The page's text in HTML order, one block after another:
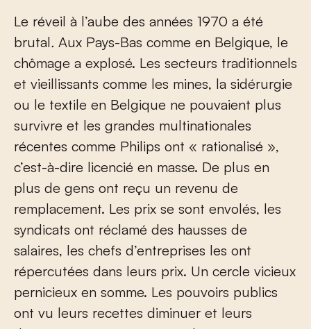
Le réveil à l’aube des années 1970 a été
brutal. Aux Pays-Bas comme en Belgique, le
chômage a explosé. Les secteurs traditionnels
et vieillissants comme les mines, la sidérurgie
ou le textile en Belgique ne pouvaient plus
survivre et les grandes multinationales
récentes comme Philips ont « rationalisé »,
c’est-à-dire licencié en masse. De plus en
plus de gens ont reçu un revenu de
remplacement. Les prix se sont envolés, les
syndicats ont réclamé des hausses de
salaires, les chefs d’entreprises les ont
répercutées dans leurs prix. Un cercle vicieux
pernicieux en somme. Les pouvoirs publics
ont vu leurs recettes diminuer et leurs